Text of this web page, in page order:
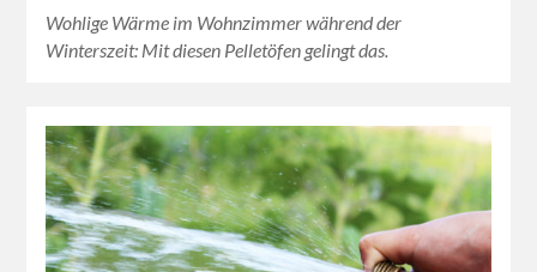
Wohlige Wärme im Wohnzimmer während der
Winterszeit: Mit diesen Pelletöfen gelingt das.